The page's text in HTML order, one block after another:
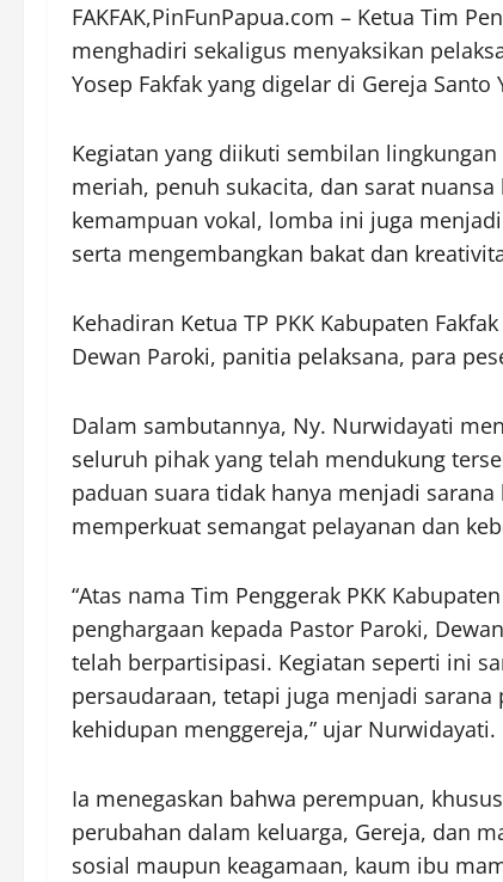
FAKFAK,PinFunPapua.com – Ketua Tim
menghadiri sekaligus menyaksikan
Yosep Fakfak yang digelar di Gereja Santo
Kegiatan yang diikuti sembilan
meriah, penuh sukacita, dan sarat
kemampuan vokal, lomba ini juga
serta mengembangkan bakat dan
Kehadiran Ketua TP PKK Kabupaten
Dewan Paroki, panitia pelaksana, para
Dalam sambutannya, Ny. Nurwidayati
seluruh pihak yang telah mendukung
paduan suara tidak hanya menjadi
memperkuat semangat pelayanan dan
“Atas nama Tim Penggerak PKK
penghargaan kepada Pastor Paroki,
telah berpartisipasi. Kegiatan seperti ini
persaudaraan, tetapi juga menjadi
kehidupan menggereja,” ujar Nurwidayati.
Ia menegaskan bahwa perempuan,
perubahan dalam keluarga, Gereja, dan
sosial maupun keagamaan, kaum ibu